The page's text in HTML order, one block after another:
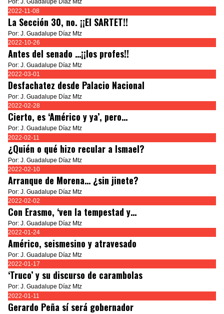
Por: J. Guadalupe Díaz Mtz
2022-11-08
La Sección 30, no. ¡¡El SARTET!!
Por: J. Guadalupe Díaz Mtz
2022-10-26
Antes del senado …¡¡los profes!!
Por: J. Guadalupe Díaz Mtz
2022-03-01
Desfachatez desde Palacio Nacional
Por: J. Guadalupe Díaz Mtz
2022-02-28
Cierto, es ‘Américo y ya’, pero…
Por: J. Guadalupe Díaz Mtz
2022-02-11
¿Quién o qué hizo recular a Ismael?
Por: J. Guadalupe Díaz Mtz
2022-02-10
Arranque de Morena… ¿sin jinete?
Por: J. Guadalupe Díaz Mtz
2022-02-02
Con Erasmo, ‘ven la tempestad y…
Por: J. Guadalupe Díaz Mtz
2022-01-24
Américo, seismesino y atravesado
Por: J. Guadalupe Díaz Mtz
2022-01-17
‘Truco’ y su discurso de carambolas
Por: J. Guadalupe Díaz Mtz
2022-01-11
Gerardo Peña sí será gobernador